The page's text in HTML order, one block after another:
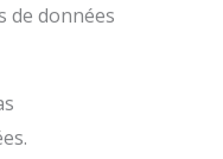
de données